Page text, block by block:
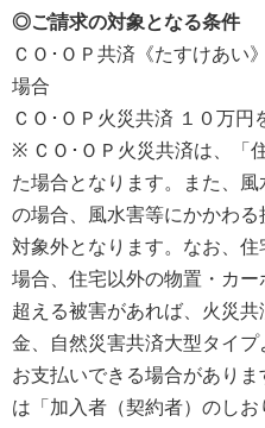
◎ご請求の対象となる条件
ＣＯ･ＯＰ共済《たすけあい
場合
ＣＯ･ＯＰ火災共済 １０万円
※ ＣＯ･ＯＰ火災共済は、「
た場合となります。また、
の場合、風水害等にかかわ
対象外となります。なお、
場合、住宅以外の物置・カ
超える被害があれば、火災
金、自然災害共済大型タイ
お支払いできる場合があり
は「加入者（契約者）のし